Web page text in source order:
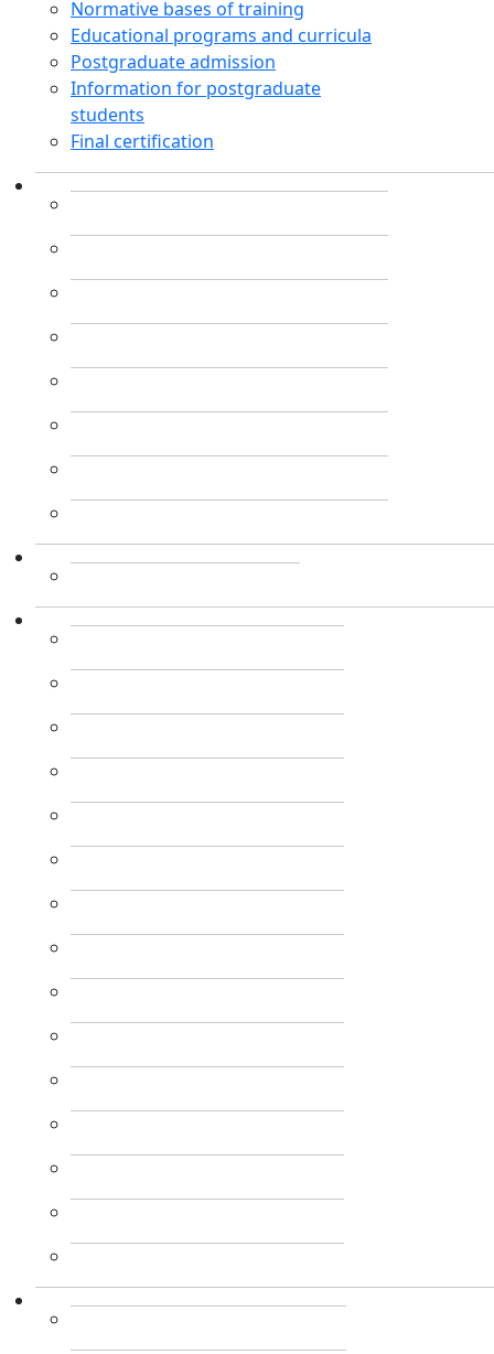
Normative bases of training
Educational programs and curricula
Postgraduate admission
Information for postgraduate
students
Final certification